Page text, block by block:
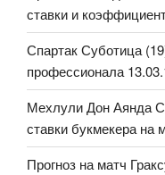
ставки и
Спартак Суботица
профессионала
Мехлули Дон Аянда
ставки букмекера на
Прогноз на матч